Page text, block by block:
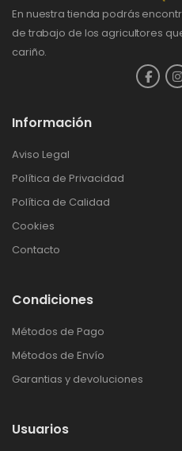
En nuestra tienda podrás
de trabajo de los agricultores
cariño.
Información
Aviso Legal
Política de Privacidad
Política de Calidad
Cookies
Contacto
Condiciones
Métodos de Pago
Métodos de Envío
Garantias y devoluciones
Usuarios